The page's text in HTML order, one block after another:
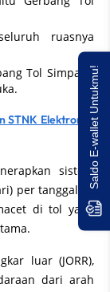
ruasnya
Tol Simpang
STNK Elektronik,
sistem
per tanggal 18
di tol yang
luar (JORR),
dari arah
Saldo E-wallet Untukmu!